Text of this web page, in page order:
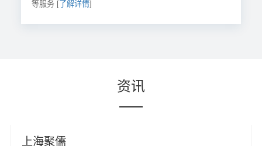
等服务 [了解详情]
资讯
上海聚儒